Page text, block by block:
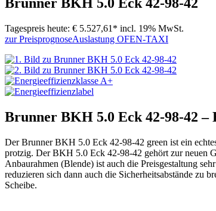
Tagespreis heute: € 5.527,61* incl. 19% MwSt.
zur PreisprognoseAuslastung OFEN-TAXI
Brunner BKH 5.0 Eck 42-98-42
Der Brunner BKH 5.0 Eck 42-98-42 green ist ein
protzig. Der BKH 5.0 Eck 42-98-42 gehört zur neuen
Anbaurahmen (Blende) ist auch die Preisgestaltung
reduzieren sich dann auch die Sicherheitsabstände zu
Scheibe.